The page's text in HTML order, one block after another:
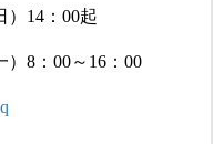
）14：00起
）8：00～16：00